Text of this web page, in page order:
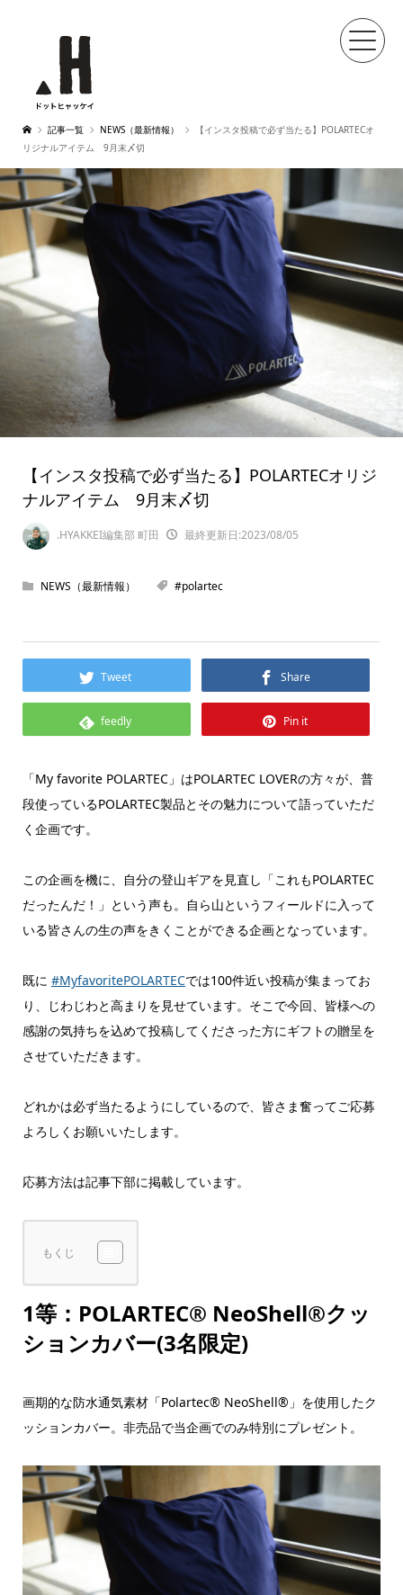
記事一覧 NEWS（最新情報）
【インスタ投稿で必ず当たる】POLARTECオ
リジナルアイテム 9月末〆切
【インスタ投稿で必ず当たる】POLARTECオリジ
ナルアイテム 9月末〆切
.HYAKKEI編集部 町田 最終更新日:2023/08/05
NEWS（最新情報） #polartec
Tweet Share
feedly Pin it
「My favorite POLARTEC」はPOLARTEC LOVERの方々が、普
段使っているPOLARTEC製品とその魅力について語っていただ
く企画です。
この企画を機に、自分の登山ギアを見直し「これもPOLARTEC
だったんだ！」という声も。自ら山というフィールドに入って
いる皆さんの生の声をきくことができる企画となっています。
既に #MyfavoritePOLARTECでは100件近い投稿が集まってお
り、じわじわと高まりを見せています。そこで今回、皆様への
感謝の気持ちを込めて投稿してくださった方にギフトの贈呈を
させていただきます。
どれかは必ず当たるようにしているので、皆さま奮ってご応募
よろしくお願いいたします。
応募方法は記事下部に掲載しています。
もくじ
1等：POLARTEC® NeoShell®クッ
ションカバー(3名限定)
画期的な防水通気素材「Polartec® NeoShell®」を使用したク
ッションカバー。非売品で当企画でのみ特別にプレゼント。